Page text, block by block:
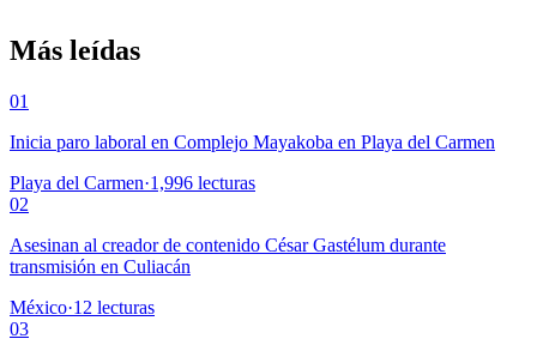
Más leídas
01
Inicia paro laboral en Complejo Mayakoba en Playa del Carmen
Playa del Carmen·1,996 lecturas
02
Asesinan al creador de contenido César Gastélum durante
transmisión en Culiacán
México·12 lecturas
03